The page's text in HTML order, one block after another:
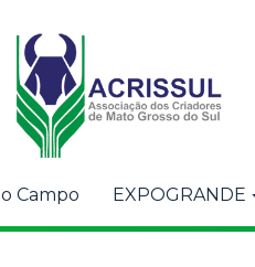
Campo EXPOGRANDE